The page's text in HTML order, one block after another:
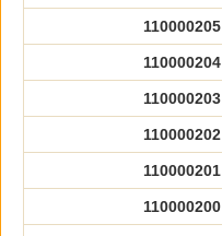
110000205
110000204
110000203
110000202
110000201
110000200